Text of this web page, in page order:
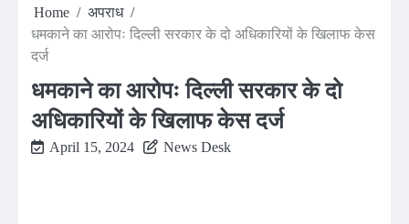
Home
अपराध
धमकाने का आरोपः दिल्ली सरकार के दो अधिकारियों के खिलाफ केस
दर्ज
धमकाने का आरोपः दिल्ली सरकार के दो
अधिकारियों के खिलाफ केस दर्ज
April 15, 2024 News Desk